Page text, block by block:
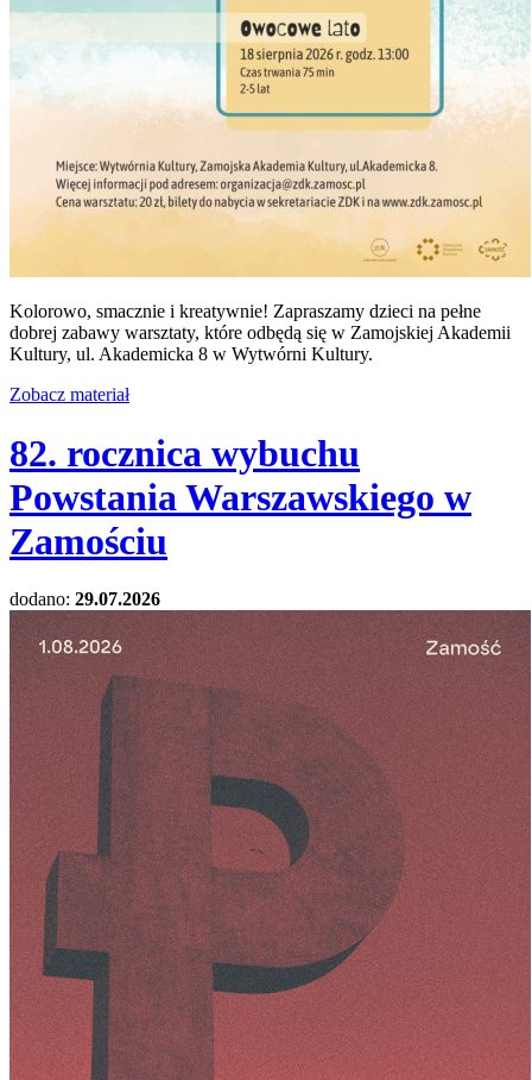
Kolorowo, smacznie i kreatywnie! Zapraszamy dzieci na pełne
dobrej zabawy warsztaty, które odbędą się w Zamojskiej Akademii
Kultury, ul. Akademicka 8 w Wytwórni Kultury.
Zobacz materiał
82. rocznica wybuchu
Powstania Warszawskiego w
Zamościu
dodano: 29.07.2026